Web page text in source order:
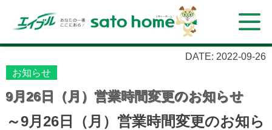
DATE: 2022-09-26
お知らせ
9月26日（月）営業時間変更のお知らせ
～9月26日（月）営業時間変更のお知ら